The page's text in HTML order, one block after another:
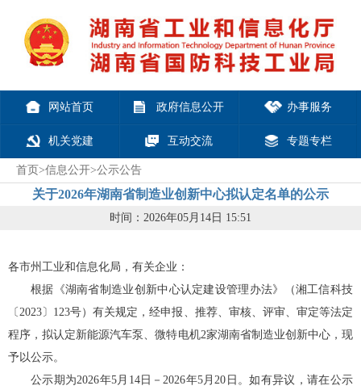
网站首页 政府信息公开 办事服务
机关党建 互动交流 专题专栏
首页 >信息公开>公示公告
关于2026年湖南省制造业创新中心拟认定名单的公示
时间：2026年05月14日 15:51
各市州工业和信息化局，有关企业 ：
根据《湖南省制造业创新中心认定建设管理办法》（湘工信科技
〔2023〕123号）有关规定，经申报、推荐、审核、评审、 审定等法定
程序，拟认定新能源汽车泵、微特电机2家湖南省制造业创新中心，现
予以公示。
公示期为2026年5月 14日－2026年5月20 日。如有异议，请在公示